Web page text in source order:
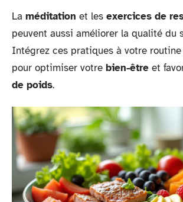
La méditation et les exercices de
peuvent aussi améliorer la qualité du
Intégrez ces pratiques à votre
pour optimiser votre bien-être et
de poids.